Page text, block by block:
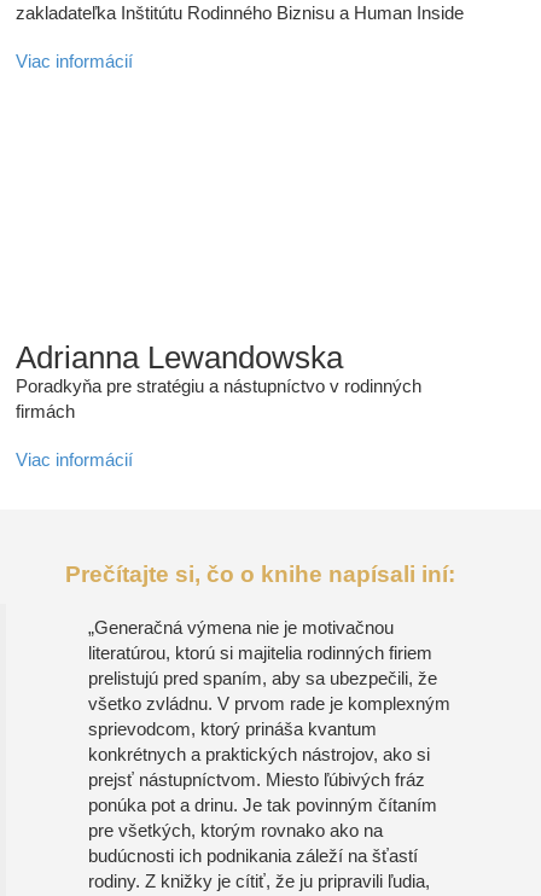
zakladateľka Inštitútu Rodinného Biznisu a Human Inside
Viac informácií
Adrianna Lewandowska
Poradkyňa pre stratégiu a nástupníctvo v rodinných
firmách
Viac informácií
Prečítajte si, čo o knihe napísali iní:
„Generačná výmena nie je motivačnou
literatúrou, ktorú si majitelia rodinných firiem
prelistujú pred spaním, aby sa ubezpečili, že
všetko zvládnu. V prvom rade je komplexným
sprievodcom, ktorý prináša kvantum
konkrétnych a praktických nástrojov, ako si
prejsť nástupníctvom. Miesto ľúbivých fráz
ponúka pot a drinu. Je tak povinným čítaním
pre všetkých, ktorým rovnako ako na
budúcnosti ich podnikania záleží na šťastí
rodiny. Z knižky je cítiť, že ju pripravili ľudia,